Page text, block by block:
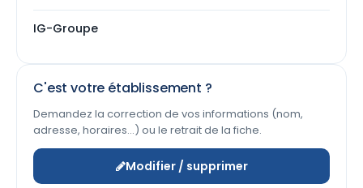
IG-Groupe
C'est votre établissement ?
Demandez la correction de vos informations (nom,
adresse, horaires…) ou le retrait de la fiche.
Modifier / supprimer